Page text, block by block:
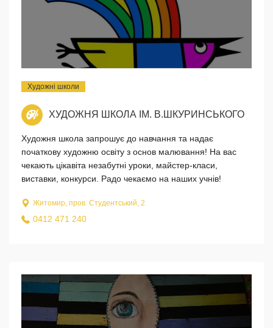
Художні школи
ХУДОЖНЯ ШКОЛА ІМ. В.ШКУРИНСЬКОГО
Художня школа запрошує до навчання та надає
початкову художню освіту з основ малювання! На вас
чекають цікавіта незабутні уроки, майстер-класи,
виставки, конкурси. Радо чекаємо на наших учнів!
Житомир, пров. Студентський, 2
0412 471 240